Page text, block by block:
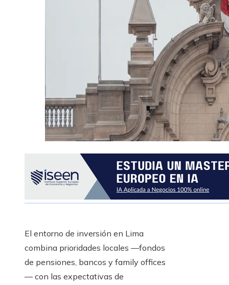
El entorno de inversión en Lima
combina prioridades locales —fondos
de pensiones, bancos y family offices
— con las expectativas de